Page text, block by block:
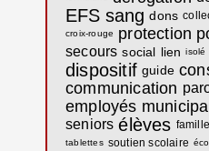
EFS sang dons
croix-rouge protection
secours social lien isolé
dispositif guide
communication
employés
seniors élèves
tablettes soutien scolaire